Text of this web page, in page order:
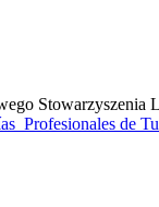
Profesionales de